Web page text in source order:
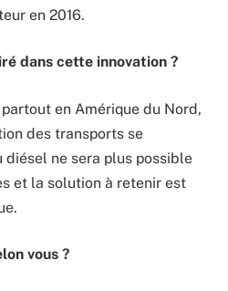
en 2016.
dans cette innovation ?
en Amérique du Nord,
des transports se
ne sera plus possible
et la solution à retenir est
vous ?